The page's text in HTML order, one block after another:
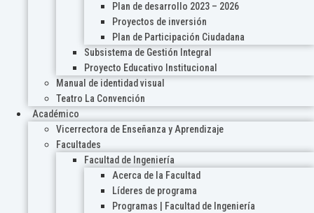
Plan de desarrollo 2023 – 2026
Proyectos de inversión
Plan de Participación Ciudadana
Subsistema de Gestión Integral
Proyecto Educativo Institucional
Manual de identidad visual
Teatro La Convención
Académico
Vicerrectora de Enseñanza y Aprendizaje
Facultades
Facultad de Ingeniería
Acerca de la Facultad
Líderes de programa
Programas | Facultad de Ingeniería